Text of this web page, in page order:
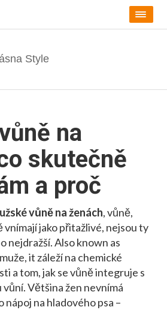
na
skutečně
a proč
vůně na ženách,vůně,
jako přitažlivé, nejsou ty
nejdražší. Also known as
, it záleží na chemické
a tom, jak se vůně integruje s
vůní.Většina žen nevnímá
nápoj na hladového psa –